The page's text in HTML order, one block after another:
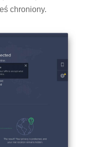
chroniony.